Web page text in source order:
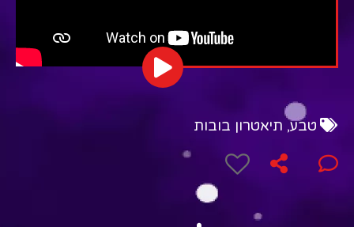
טבע, תיאטרון בובות